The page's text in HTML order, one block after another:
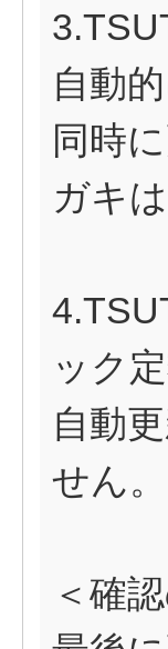
自動
同時
ガキ
ック
自動
せん
＜確